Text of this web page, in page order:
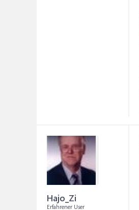
Hajo_Zi
Erfahrener User